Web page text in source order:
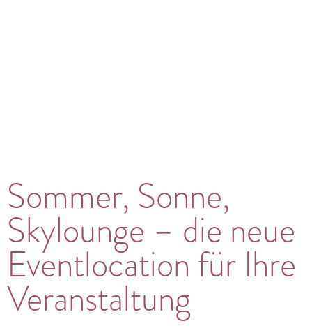
Sommer, Sonne,
Skylounge – die neue
Eventlocation für Ihre
Veranstaltung